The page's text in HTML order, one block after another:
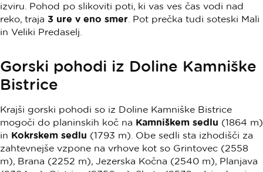
izviru. Pohod po slikoviti poti, ki vas ves čas vodi nad
reko, traja 3 ure v eno smer . Pot prečka tudi soteski Mali
in Veliki Predaselj.
Gorski pohodi iz Doline Kamniške
Bistrice
Krajši gorski pohodi so iz Doline Kamniške Bistrice
mogoči do planinskih koč na Kamniškem sedlu (1864 m)
in Kokrskem sedlu (1793 m). Obe sedli sta izhodišči za
zahtevnejše vzpone na vrhove kot so Grintovec (2558
m), Brana (2252 m), Jezerska Kočna (2540 m), Planjava